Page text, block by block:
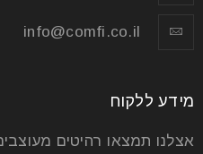
info@comfi.co.il
מידע ללקוח
אצלנו תמצאו רהיטים